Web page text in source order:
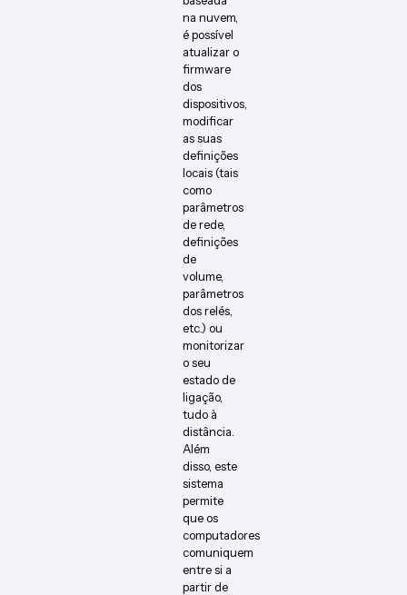
na nuvem,
é possível
atualizar o
firmware
dos
dispositivos,
modificar
as suas
definições
locais (tais
como
parâmetros
de rede,
definições
de
volume,
parâmetros
dos relés,
etc.) ou
monitorizar
o seu
estado de
ligação,
tudo à
distância.
Além
disso, este
sistema
permite
que os
computadores
comuniquem
entre si a
partir de